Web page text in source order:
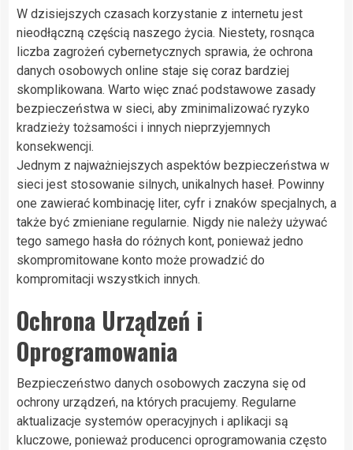
W dzisiejszych czasach korzystanie z internetu jest
nieodłączną częścią naszego życia. Niestety, rosnąca
liczba zagrożeń cybernetycznych sprawia, że ochrona
danych osobowych online staje się coraz bardziej
skomplikowana. Warto więc znać podstawowe zasady
bezpieczeństwa w sieci, aby zminimalizować ryzyko
kradzieży tożsamości i innych nieprzyjemnych
konsekwencji.
Jednym z najważniejszych aspektów bezpieczeństwa w
sieci jest stosowanie silnych, unikalnych haseł. Powinny
one zawierać kombinację liter, cyfr i znaków specjalnych, a
także być zmieniane regularnie. Nigdy nie należy używać
tego samego hasła do różnych kont, ponieważ jedno
skompromitowane konto może prowadzić do
kompromitacji wszystkich innych.
Ochrona Urządzeń i
Oprogramowania
Bezpieczeństwo danych osobowych zaczyna się od
ochrony urządzeń, na których pracujemy. Regularne
aktualizacje systemów operacyjnych i aplikacji są
kluczowe, ponieważ producenci oprogramowania często